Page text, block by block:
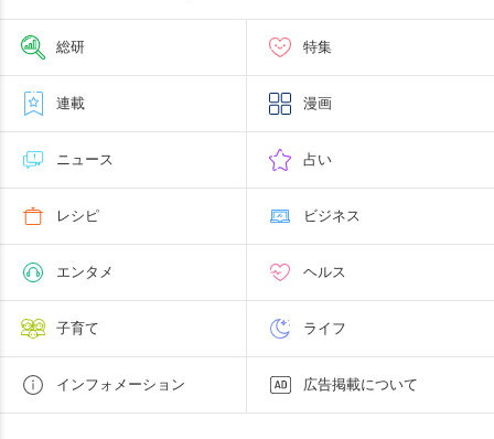
総研 特集
連載 漫画
ニュース 占い
レシピ ビジネス
エンタメ ヘルス
子育て ライフ
インフォメーション 広告掲載について